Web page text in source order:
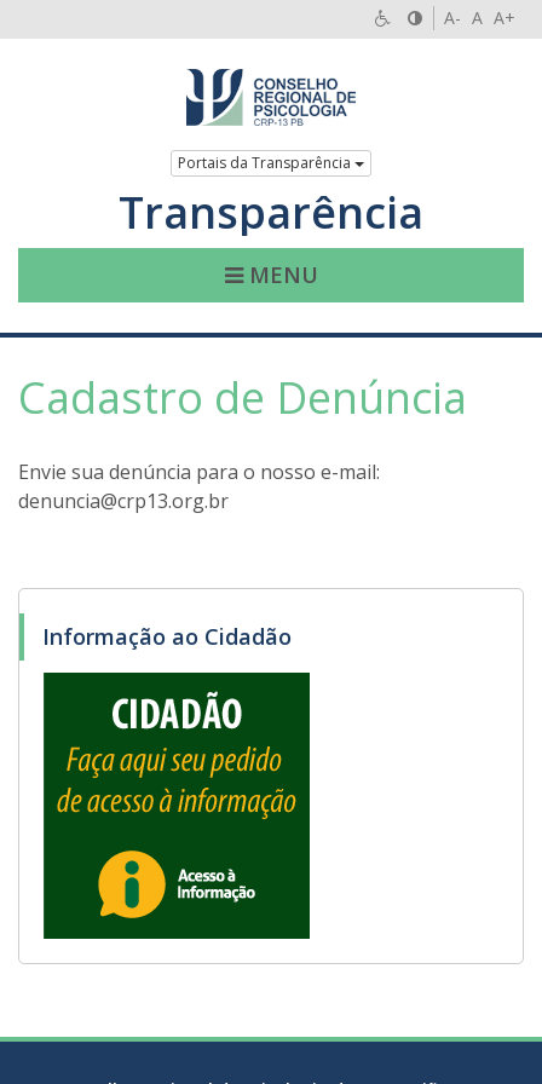
A- A A+
Portais da Transparência
Transparência
MENU
Cadastro de Denúncia
Envie sua denúncia para o nosso e-mail:
denuncia@crp13.org.br
Informação ao Cidadão